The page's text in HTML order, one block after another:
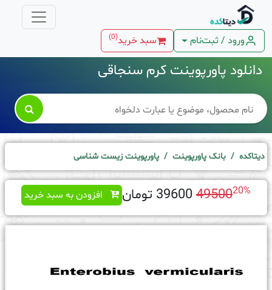
ورود / ثبت‌نام سبد خرید(
0
)
دانلود پاورپوینت کرم سنجاقی

دیتاکده بانک پاورپوینت پاورپوینت زیست شناسی
4950020% 39600 تومان افزودن به سبد خرید